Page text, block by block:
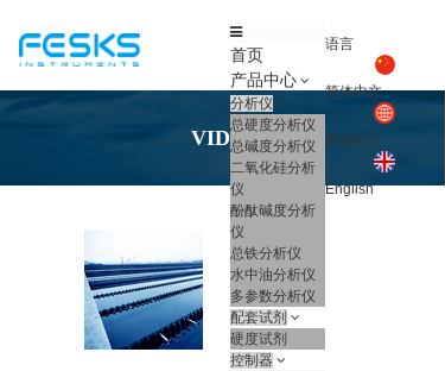
语言
简体中文
繁体中文
English
首页
产品中心
分析仪
总硬度分析仪
总碱度分析仪
二氧化硅分析
仪
酚酞碱度分析
仪
总铁分析仪
水中油分析仪
多参数分析仪
配套试剂
硬度试剂
控制器
VIDEO